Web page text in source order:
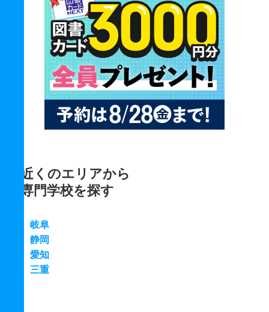
近くのエリアから
専門学校を探す
岐阜
静岡
愛知
三重